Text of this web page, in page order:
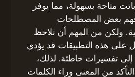
متاحة بسهولة، مما يوفر
بعض المصطلحات
ولكن من المهم أن نلاحظ
على هذه التطبيقات قد يؤدي
تفسيرات خاطئة. لذلك،
من المعنى وراء الكلمات